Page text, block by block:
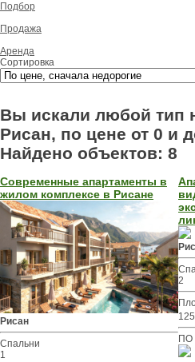
Подбор
Продажа
Аренда
Сортировка
Вы искали любой тип
Рисан, по цене от 0 и
Найдено объектов: 8
Современные апартаменты в
жилом комплексе в Рисане
Рисан
Спальни
1
2
ПО